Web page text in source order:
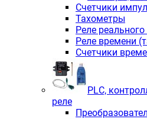
Счетчики
Тахометры
Реле
Реле времени
Счетчики
PLС,
реле